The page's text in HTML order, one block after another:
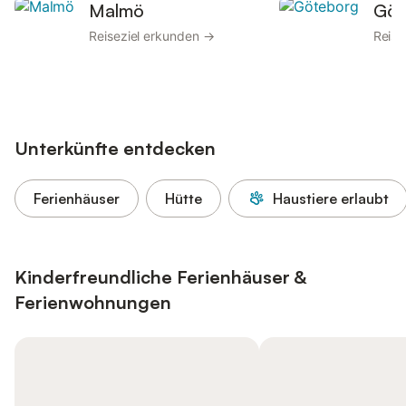
Malmö
Reiseziel erkunden →
Unterkünfte entdecken
Ferienhäuser Hütte Haustiere erlaubt
Kinderfreundliche Ferienhäuser &
Ferienwohnungen